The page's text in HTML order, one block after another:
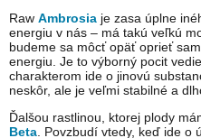
Raw Ambrosia je zasa úplne
energiu v nás – má takú veľkú
budeme sa môcť opäť oprieť
energiu. Je to výborný pocit
charakterom ide o jinovú
neskôr, ale je veľmi stabilné a
Ďalšou rastlinou, ktorej plody
Beta . Povzbudí vtedy, keď ide o